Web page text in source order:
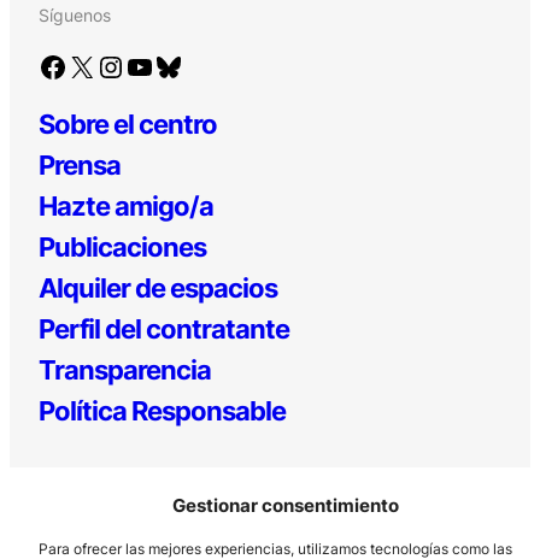
Gestionar consentimiento
Para ofrecer las mejores experiencias, utilizamos tecnologías como las
Síguenos
Facebook X Instagram YouTube Bluesky
Sobre el centro
Prensa
Hazte amigo/a
Publicaciones
Alquiler de espacios
Perfil del contratante
Transparencia
Política Responsable